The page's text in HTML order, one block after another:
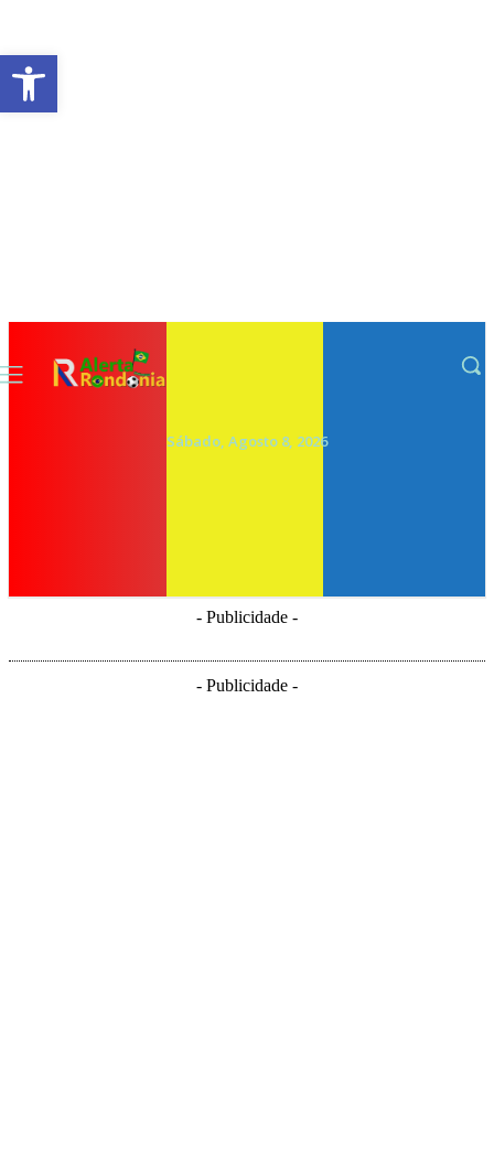
Sábado, Agosto 8, 2026
- Publicidade -
- Publicidade -
Abrir a barra de ferramentas